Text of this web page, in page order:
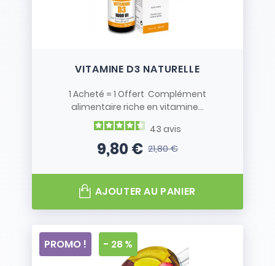
VITAMINE D3 NATURELLE
1 Acheté = 1 Offert Complément
alimentaire riche en vitamine...
43 avis
Prix
9,80 €Prix de base
21,80 €
AJOUTER AU PANIER
PROMO ! - 28 %